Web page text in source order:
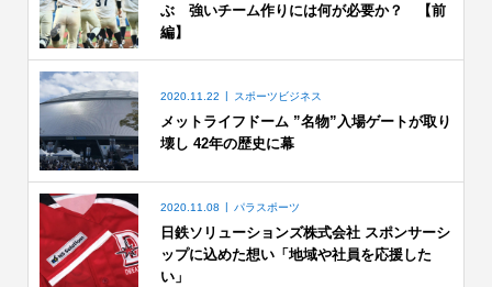
ぶ 強いチーム作りには何が必要か？ 【前
編】
2020.11.22 スポーツビジネス
メットライフドーム ”名物”入場ゲートが取り
壊し 42年の歴史に幕
2020.11.08 パラスポーツ
日鉄ソリューションズ株式会社 スポンサーシ
ップに込めた想い「地域や社員を応援した
い」